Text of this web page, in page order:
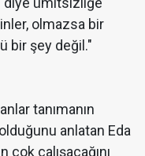
olmazsa bir
bir şey değil."
tanımanın
anlatan Eda
çok çalışacağını